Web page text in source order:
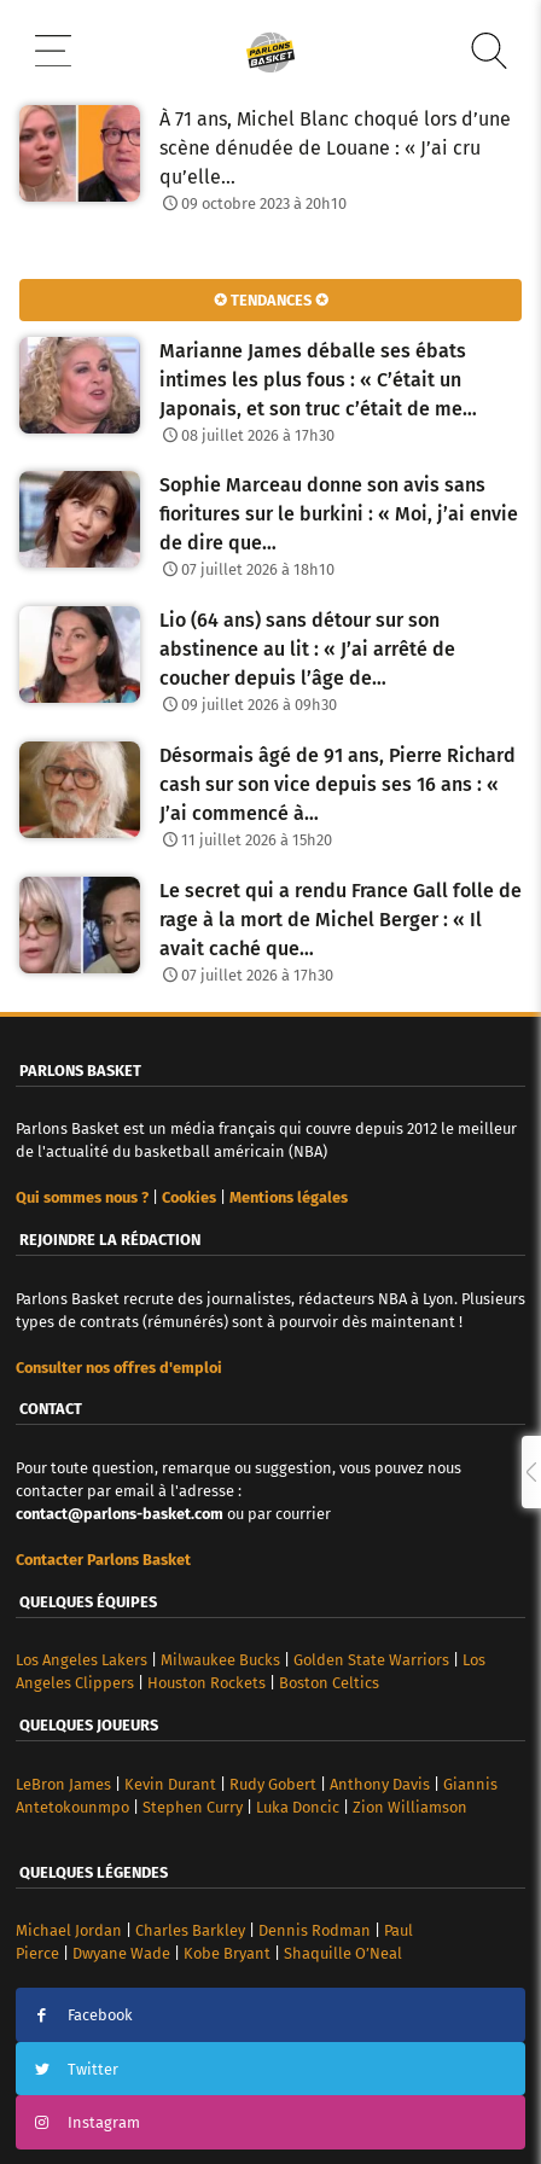
contenu
À 71 ans, Michel Blanc choqué lors d’une
scène dénudée de Louane : « J’ai cru
qu’elle…
09 octobre 2023 à 20h10
✪ TENDANCES ✪
Marianne James déballe ses ébats
intimes les plus fous : « C’était un
Japonais, et son truc c’était de me…
08 juillet 2026 à 17h30
Sophie Marceau donne son avis sans
fioritures sur le burkini : « Moi, j’ai envie
de dire que…
07 juillet 2026 à 18h10
Lio (64 ans) sans détour sur son
abstinence au lit : « J’ai arrêté de
coucher depuis l’âge de…
09 juillet 2026 à 09h30
Désormais âgé de 91 ans, Pierre Richard
cash sur son vice depuis ses 16 ans : «
J’ai commencé à…
11 juillet 2026 à 15h20
Le secret qui a rendu France Gall folle de
rage à la mort de Michel Berger : « Il
avait caché que…
07 juillet 2026 à 17h30
PARLONS BASKET
Parlons Basket est un média français qui couvre depuis 2012 le meilleur
de l'actualité du basketball américain (NBA)
Qui sommes nous ?| Cookies| Mentions légales
REJOINDRE LA RÉDACTION
Parlons Basket recrute des journalistes, rédacteurs NBA à Lyon. Plusieurs
types de contrats (rémunérés) sont à pourvoir dès maintenant !
Consulter nos offres d'emploi
CONTACT
Pour toute question, remarque ou suggestion, vous pouvez nous
contacter par email à l'adresse :
contact@parlons-basket.com ou par courrier
Contacter Parlons Basket
QUELQUES ÉQUIPES
Los Angeles Lakers| Milwaukee Bucks| Golden State Warriors| Los
Angeles Clippers| Houston Rockets| Boston Celtics
QUELQUES JOUEURS
LeBron James| Kevin Durant Rudy Gobert Anthony Davis| Giannis
Antetokounmpo| Stephen Curry| Luka Doncic| Zion Williamson
QUELQUES LÉGENDES
Michael Jordan Charles Barkley| Dennis Rodman
Paul
Pierce| Dwyane Wade| Kobe Bryant| Shaquille O’Neal
Facebook
Twitter
Instagram